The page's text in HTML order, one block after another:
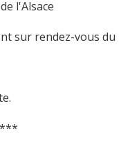
l'Alsace
sur rendez-vous du